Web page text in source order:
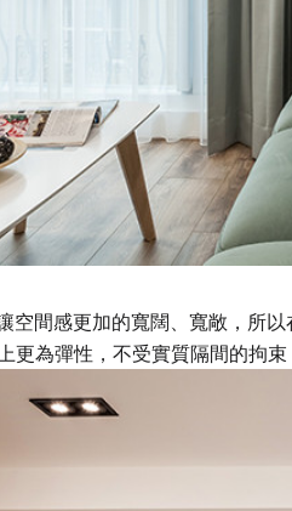
空間感更加的寬闊、寬敞，所
更為彈性，不受實質隔間的拘